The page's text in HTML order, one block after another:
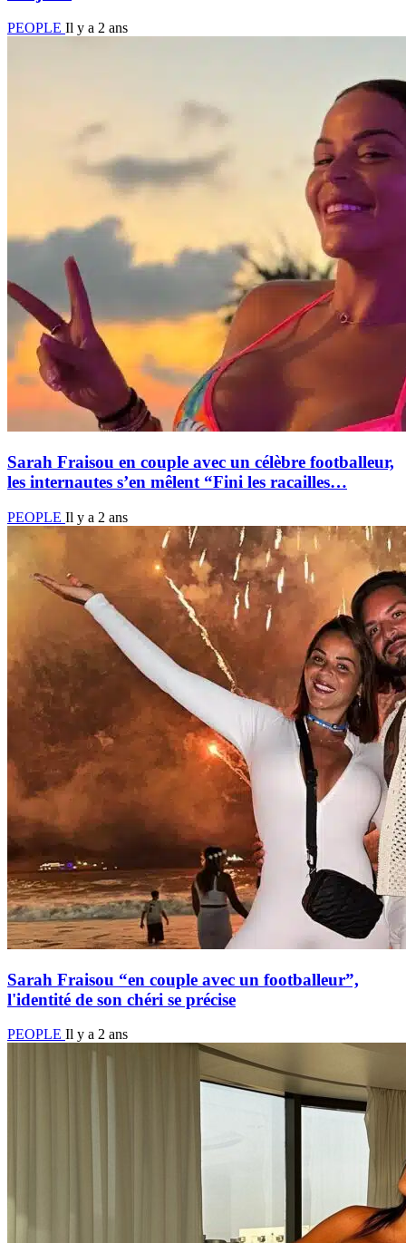
PEOPLE Il y a 2 ans
Sarah Fraisou en couple avec un célèbre footballeur,
les internautes s’en mêlent “Fini les racailles…
PEOPLE Il y a 2 ans
Sarah Fraisou “en couple avec un footballeur”,
l'identité de son chéri se précise
PEOPLE Il y a 2 ans